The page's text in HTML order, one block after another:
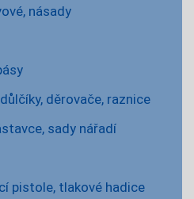
násady
děrovače, raznice
sady nářadí
pistole, tlakové hadice